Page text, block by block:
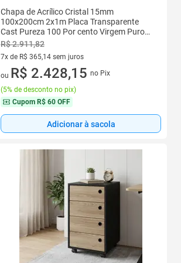
Chapa de Acrílico Cristal 15mm
100x200cm 2x1m Placa Transparente
Cast Pureza 100 Por cento Virgem Puro
Premium 1x2m
R$ 2.911,82
7x de R$ 365,14 sem juros
7 vez de R$ 365,14 sem juros
ou R$ 2.428,15 no Pix
(5% de desconto no pix)
Cupom R$ 60 OFF
Adicionar à sacola